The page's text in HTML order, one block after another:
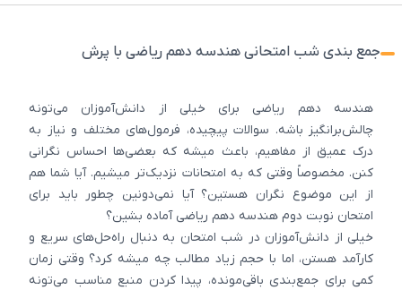
جمع بندی شب امتحانی هندسه دهم ریاضی با پرش
هندسه دهم ریاضی برای خیلی از دانش‌آموزان می‌تونه
چالش‌برانگیز باشه. سوالات پیچیده، فرمول‌های مختلف و نیاز به
درک عمیق از مفاهیم، باعث میشه که بعضی‌ها احساس نگرانی
کنن. مخصوصاً وقتی که به امتحانات نزدیک‌تر میشیم. آیا شما هم
از این موضوع نگران هستین؟ آیا نمی‌دونین چطور باید برای
امتحان نوبت دوم هندسه دهم ریاضی آماده بشین؟
خیلی از دانش‌آموزان در شب امتحان به دنبال راه‌حل‌های سریع و
کارآمد هستن، اما با حجم زیاد مطالب چه میشه کرد؟ وقتی زمان
کمی برای جمع‌بندی باقی‌مونده، پیدا کردن منبع مناسب می‌تونه